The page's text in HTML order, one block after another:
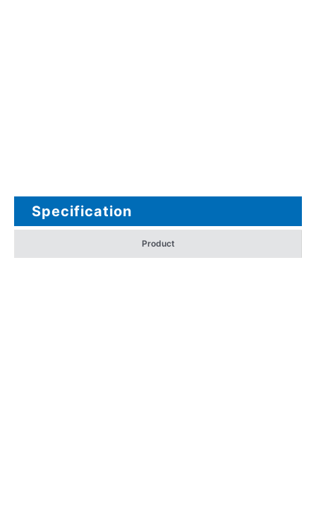
Specification
Product